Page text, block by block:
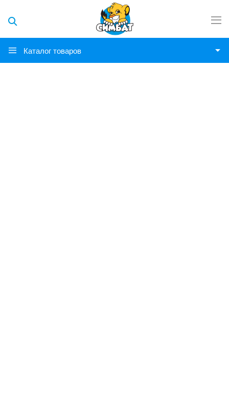
Каталог товаров